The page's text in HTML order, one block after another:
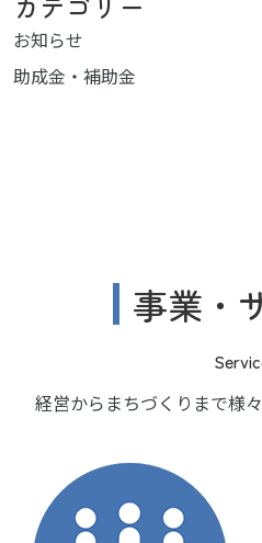
お知らせ
助成金・補助金
事業・
経営からまちづくりまで様